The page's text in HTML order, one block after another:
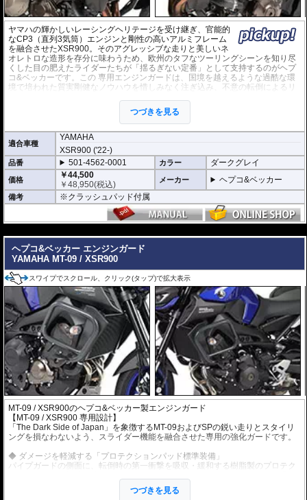
ヤマハの輝かしいレーシングヘリテージを受け継ぎ、官能的
なCP3（直列3気筒）エンジンと剛性の高いアルミフレーム
を融合させたXSR900。そのアグレッシブな走りと美しいネ
オレトロな造形を存分に味わうため、欧州のタフなツーリングシーンを知り尽
くした目の肥えたライダーたちが「揺るぎない定番」として支持するのがヘプ
コ&ベッカーです。この 専用エンジンガードは、国境を越えるような過酷な環
境で培われた質実剛健なノウハウを惜しみなく注ぎ込み、不意の転倒によるリ
マシンの造形美と一体化する精緻なルーティング
XSR900が持つ独特のプロポーションへ完璧に寄り添うよう緻密に設計され
たパイプワークは、高い保護性能を発揮しつつ、まるで純正カスタマイズの
ような一体感を生み出します。落ち着きのあるプレミアムな表面仕上げが、
車体のメカニカルな質感をさらに引き立てます。
多様な路面環境における適切なダメージコントロール
市街地での予期せぬ立ちゴケから、起伏のあるカントリーロードでのアクシ
デントに至るまで、車体の急所やライダーの脚部へ及ぶ深刻なダメージを最
小限に抑えるよう機能します。また、トランポ積載時にはタイダウンベルト
ドイツ基準の堅牢さを誇るTube-in-tube構造
極めて過酷な衝撃にも耐えうるよう、メインパイプ内部に補強パイプを内蔵
した「Tube-in-tube（二重鋼管）」構造を採用。素材には最高品質のドイツ
製スチールチューブを厳選して使用しており、強固な耐衝撃性と安定性を確
保しています。
製品仕様およびパッケージ内容
重量: 3 kg
材質: 高品質ドイツ製スチールチューブ
付属品: ガード本体（左右）、専用マウンティングキット、組立てマニュアル
特記事項: 車種専用設計によるアセンブリ（ボルトオン装着）が可能
つづきを見る
適合車種
YAMAHA
XSR900 ('22-)
品番 501-4562-0001 カラー ダークグレイ
価格
￥44,500
￥48,950(税込) メーカー ヘプコ&ベッカー
備考 ※クラッシュパッド付属
ヘプコ&ベッカー エンジンガード
YAMAHA MT-09 / XSR900
スワイプでスクロール、クリック(タップ)で拡大表示
MT-09 / XSR900のヘプコ&ベッカー製エンジンガード
【MT-09 / XSR900 専用設計】
「The Dark Side of Japan」を象徴するMT-09およびSPの鋭い走りとスタイリ
ングを損なわないよう、スライダー機能を融合させた専用の強化ガードです。
◆ ダメージを軽減する「プロテクションパッド標準装備」
パイプガードの側面に、転倒時の第一衝撃を吸収・緩和する樹脂製のプロテク
効果を組み合わせることで、立ちゴケから走行中のアクシデントまで、車体や
エンジンへのダメージを効果的に軽減します。
つづきを見る